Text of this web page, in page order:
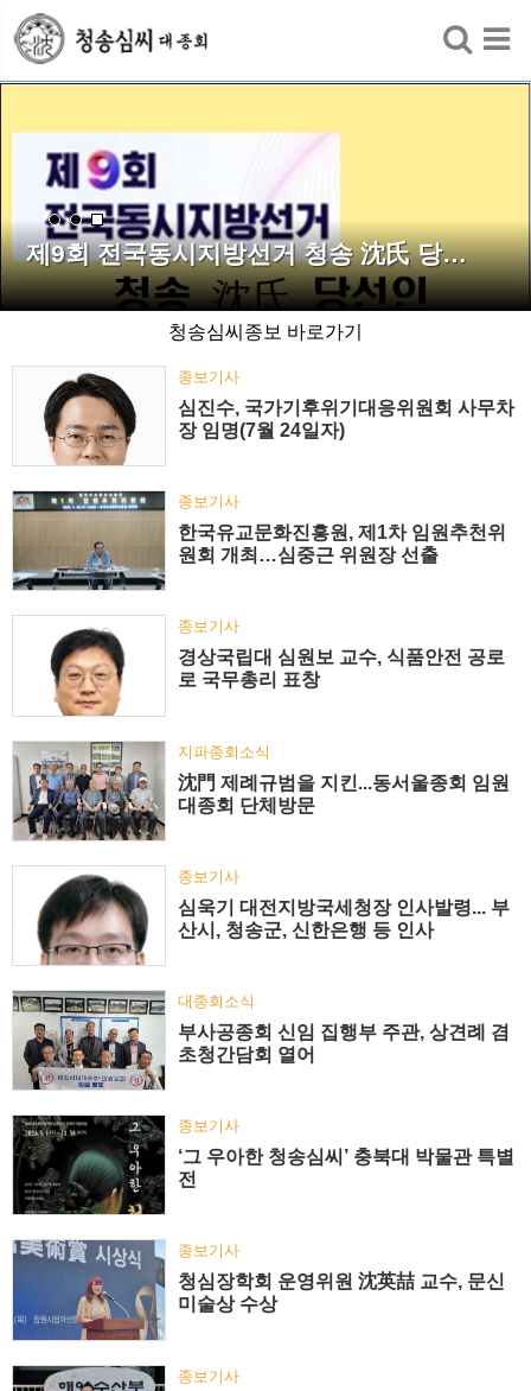
제9회 전국동시지방선거 청송 沈氏 당…
청송심씨종보 바로가기
종보기사
심진수, 국가기후위기대응위원회 사무차
장 임명(7월 24일자)
종보기사
한국유교문화진흥원, 제1차 임원추천위
원회 개최…심중근 위원장 선출
종보기사
경상국립대 심원보 교수, 식품안전 공로
로 국무총리 표창
지파종회소식
沈門 제례규범을 지킨...동서울종회 임원
대종회 단체방문
종보기사
심욱기 대전지방국세청장 인사발령... 부
산시, 청송군, 신한은행 등 인사
대종회소식
부사공종회 신임 집행부 주관, 상견례 겸
초청간담회 열어
종보기사
‘그 우아한 청송심씨’ 충북대 박물관 특별
전
종보기사
청심장학회 운영위원 沈英喆 교수, 문신
미술상 수상
종보기사